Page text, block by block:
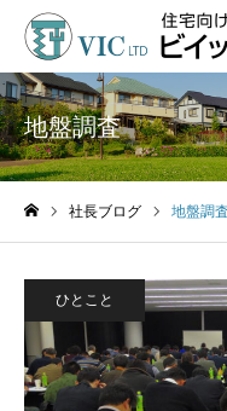
地盤調査
社長ブログ 地盤調査
ひとこと